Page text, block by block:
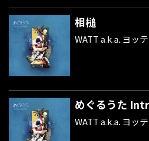
相槌
WATT a.k.a. ヨッ
めぐるうた
WATT a.k.a. ヨッ